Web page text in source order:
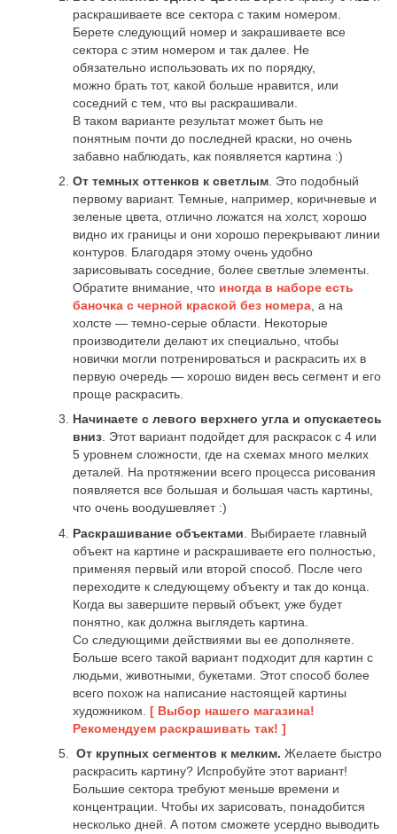
раскрашиваете все сектора с таким номером.
Берете следующий номер и закрашиваете все
сектора с этим номером и так далее. Не
обязательно использовать их по порядку,
можно брать тот, какой больше нравится, или
соседний с тем, что вы раскрашивали.
В таком варианте результат может быть не
понятным почти до последней краски, но очень
забавно наблюдать, как появляется картина :)
От темных оттенков к светлым . Это подобный
первому вариант. Темные, например, коричневые и
зеленые цвета, отлично ложатся на холст, хорошо
видно их границы и они хорошо перекрывают линии
контуров. Благодаря этому очень удобно
зарисовывать соседние, более светлые элементы.
Обратите внимание, что иногда в наборе есть
баночка с черной краской без номера , а на
холсте — темно-серые области. Некоторые
производители делают их специально, чтобы
новички могли потренироваться и раскрасить их в
первую очередь — хорошо виден весь сегмент и его
проще раскрасить.
Начинаете с левого верхнего угла и опускаетесь
вниз. Этот вариант подойдет для раскрасок с 4 или
5 уровнем сложности, где на схемах много мелких
деталей. На протяжении всего процесса рисования
появляется все большая и большая часть картины,
что очень воодушевляет :)
Раскрашивание объектами . Выбираете главный
объект на картине и раскрашиваете его полностью,
применяя первый или второй способ. После чего
переходите к следующему объекту и так до конца.
Когда вы завершите первый объект, уже будет
понятно, как должна выглядеть картина.
Со следующими действиями вы ее дополняете.
Больше всего такой вариант подходит для картин с
людьми, животными, букетами. Этот способ более
всего похож на написание настоящей картины
художником. [ Выбор нашего магазина!
Рекомендуем раскрашивать так! ]
От крупных сегментов к мелким. Желаете быстро
раскрасить картину? Испробуйте этот вариант!
Большие сектора требуют меньше времени и
концентрации. Чтобы их зарисовать, понадобится
несколько дней. А потом сможете усердно выводить